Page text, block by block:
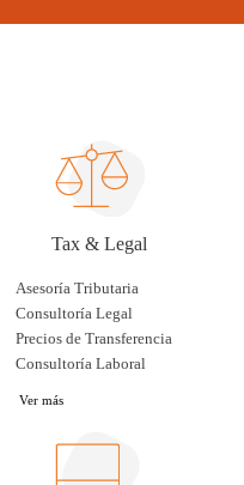
Tax & Legal
Asesoría Tributaria
Consultoría Legal
Precios de Transferencia
Consultoría Laboral
Ver más